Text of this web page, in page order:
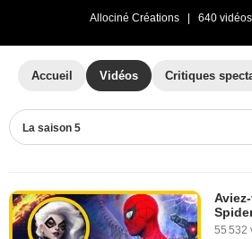
Allociné Créations 640
Accueil Vidéos Critiques
La saison 5
55 532